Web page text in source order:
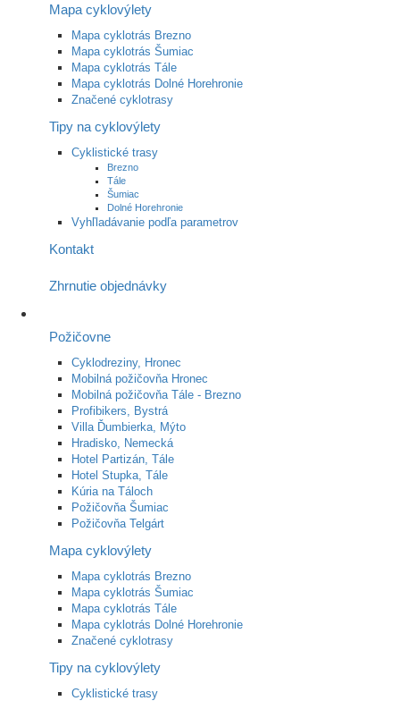
Mapa cyklovýlety
Mapa cyklotrás Brezno
Mapa cyklotrás Šumiac
Mapa cyklotrás Tále
Mapa cyklotrás Dolné Horehronie
Značené cyklotrasy
Tipy na cyklovýlety
Cyklistické trasy
Brezno
Tále
Šumiac
Dolné Horehronie
Vyhľladávanie podľa parametrov
Kontakt
Zhrnutie objednávky
Požičovne
Cyklodreziny, Hronec
Mobilná požičovňa Hronec
Mobilná požičovňa Tále - Brezno
Profibikers, Bystrá
Villa Ďumbierka, Mýto
Hradisko, Nemecká
Hotel Partizán, Tále
Hotel Stupka, Tále
Kúria na Táloch
Požičovňa Šumiac
Požičovňa Telgárt
Mapa cyklovýlety
Mapa cyklotrás Brezno
Mapa cyklotrás Šumiac
Mapa cyklotrás Tále
Mapa cyklotrás Dolné Horehronie
Značené cyklotrasy
Tipy na cyklovýlety
Cyklistické trasy